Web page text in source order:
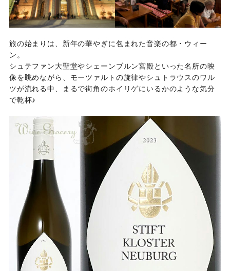
旅の始まりは、新年の華やぎに包まれた音楽の都・ウィー
ン。
シュテファン大聖堂やシェーンブルン宮殿といった名所の映
像を眺めながら、モーツァルトの旋律やシュトラウスのワル
ツが流れる中、まるで街角のホイリゲにいるかのような気分
で乾杯♪